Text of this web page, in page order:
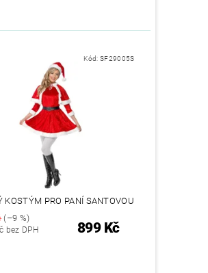
Kód:SF29005S
KOSTÝM PRO PANÍ SANTOVOU
(–9 %)
bez DPH 899 Kč